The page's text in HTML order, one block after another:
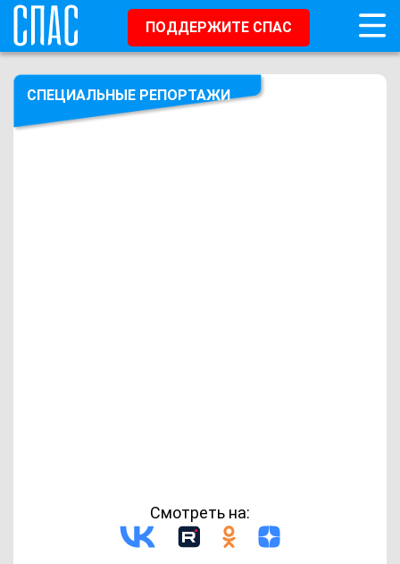
ПОДДЕРЖИТЕ СПАС
СПЕЦИАЛЬНЫЕ РЕПОРТАЖИ
Смотреть на: